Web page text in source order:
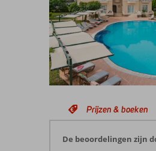
Prijzen & boeken
De beoordelingen zijn